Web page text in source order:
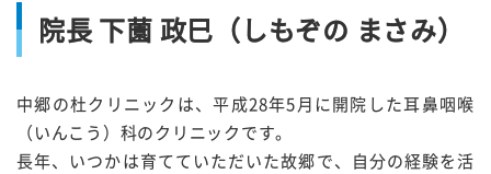
院長 下薗 政巳（しもぞの まさみ）
中郷の杜クリニックは、平成28年5月に開院した耳鼻咽喉
（いんこう）科のクリニックです。
長年、いつかは育てていただいた故郷で、自分の経験を活